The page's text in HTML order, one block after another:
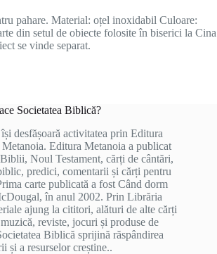
pahare. Material: oțel inoxidabil Culoare:
din setul de obiecte folosite în biserici la Cina
se vinde separat.
Societatea Biblică?
desfășoară activitatea prin Editura
Editura Metanoia a publicat
Noul Testament, cărți de cântări,
predici, comentarii și cărți pentru
carte publicată a fost Când dorm
în anul 2002. Prin Librăria
ajung la cititori, alături de alte cărți
reviste, jocuri și produse de
Biblică sprijină răspândirea
și a resurselor creștine..